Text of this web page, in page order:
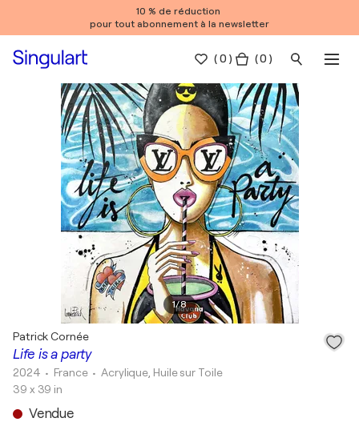
10 % de réduction
pour tout abonnement à la newsletter
(0 ) ( 0 )
1/8
Life is a party
Patrick Cornée
2024 • France •Acrylique, Huile sur Toile
39 x 39 in
Vendue